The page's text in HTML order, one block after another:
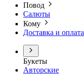
Повод
Салюты
Кому
Доставка и оплата
Букеты
Авторские